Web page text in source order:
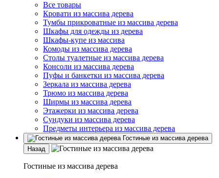
Все товары
Кровати из массива дерева
Тумбы прикроватные из массива дерева
Шкафы для одежды из дерева
Шкафы-купе из массива
Комоды из массива дерева
Столы туалетные из массива дерева
Консоли из массива дерева
Пуфы и банкетки из массива дерева
Зеркала из массива дерева
Трюмо из массива дерева
Ширмы из массива дерева
Этажерки из массива дерева
Сундуки из массива дерева
Предметы интерьера из массива дерева
Гостиные из массива дерева
Назад
Гостиные из массива дерева